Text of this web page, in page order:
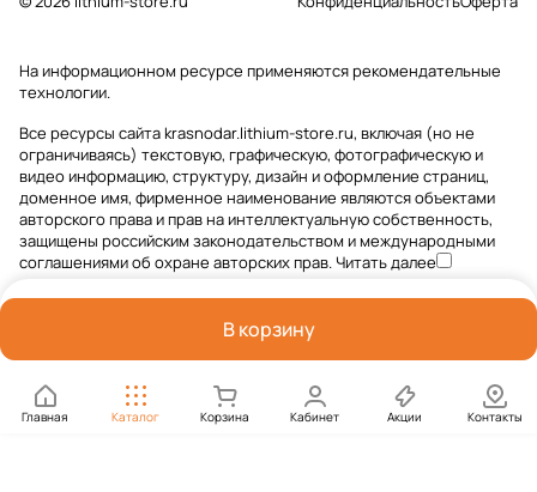
В корзину
Главная Каталог Корзина Кабинет Акции Контакты
На информационном ресурсе применяютсярекомендательные
технологии.
Все ресурсы сайта krasnodar.lithium-store.ru, включая (но не
ограничиваясь) текстовую, графическую, фотографическую и
видео информацию, структуру, дизайн и оформление страниц,
доменное имя, фирменное наименование являются объектами
авторского права и прав на интеллектуальную собственность,
защищены российским законодательством и международными
соглашениями об охране авторских прав.Читать далее